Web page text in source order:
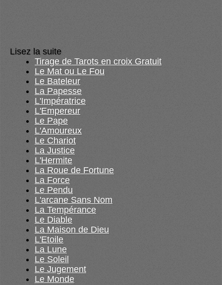
Lisez la suite
Tirage de Tarots en croix Gratuit
Le Mat ou Le Fou
Le Bateleur
La Papesse
L'Impératrice
L'Empereur
Le Pape
L'Amoureux
Le Chariot
La Justice
L'Hermite
La Roue de Fortune
La Force
Le Pendu
L'arcane Sans Nom
La Tempérance
Le Diable
La Maison de Dieu
L'Etoile
La Lune
Le Soleil
Le Jugement
Le Monde